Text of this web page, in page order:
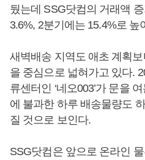
뒀는데 SSG닷컴의 거래액
3.6%, 2분기에는 15.4%로 높
새벽배송 지역도 애초 계획
을 중심으로 넓혀가고 있다.
류센터인 ‘네오003’가 문을
에 불과한 하루 배송물량도
질 것으로 보인다.
SSG닷컴은 앞으로 온라인